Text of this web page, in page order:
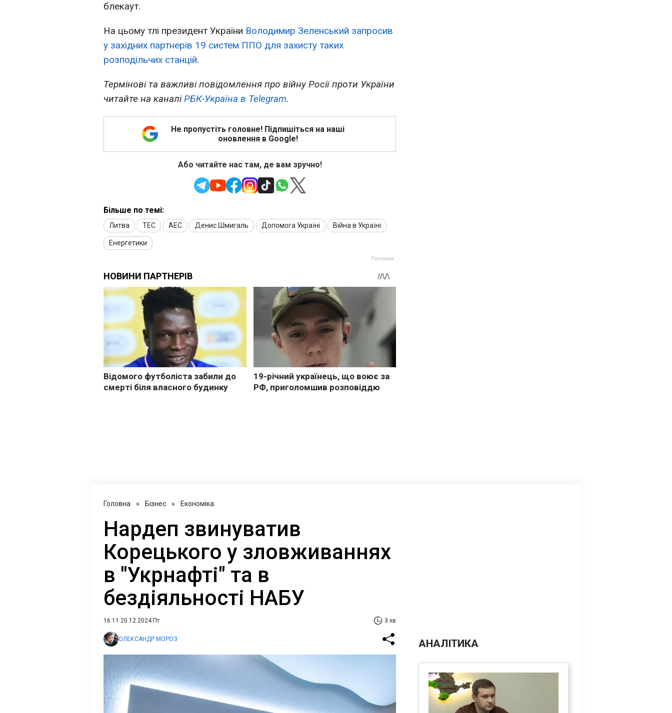
блекаут.
На цьому тлі президент України Володимир Зеленський запросив
у західних партнерів 19 систем ППО для захисту таких
розподільчих станцій.
Термінові та важливі повідомлення про війну Росії проти України
читайте на каналіРБК-Україна в Telegram.
Не пропустіть головне! Підпишіться на наші
оновлення в Google!
Або читайте нас там, де вам зручно!
Більше по темі:
Литва ТЕС АЕС Денис Шмигаль Допомога Україні Війна в Україні
Енергетики
Головна » Бізнес » Економіка
Нардеп звинуватив
Корецького у зловживаннях
в "Укрнафті" та в
бездіяльності НАБУ
16:11 20.12.2024 Пт 3 хв
ОЛЕКСАНДР МОРОЗ АНАЛІТИКА